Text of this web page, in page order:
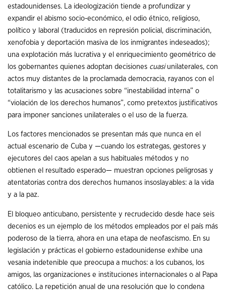
estadounidenses. La ideologización tiende a profundizar y
expandir el abismo socio-económico, el odio étnico, religioso,
político y laboral (traducidos en represión policial, discriminación,
xenofobia y deportación masiva de los inmigrantes indeseados);
una explotación más lucrativa y el enriquecimiento geométrico de
los gobernantes quienes adoptan decisiones cuasiunilaterales, con
actos muy distantes de la proclamada democracia, rayanos con el
totalitarismo y las acusaciones sobre “inestabilidad interna” o
“violación de los derechos humanos”, como pretextos justificativos
para imponer sanciones unilaterales o el uso de la fuerza.
Los factores mencionados se presentan más que nunca en el
actual escenario de Cuba y —cuando los estrategas, gestores y
ejecutores del caos apelan a sus habituales métodos y no
obtienen el resultado esperado— muestran opciones peligrosas y
atentatorias contra dos derechos humanos insoslayables: a la vida
y a la paz.
El bloqueo anticubano, persistente y recrudecido desde hace seis
decenios es un ejemplo de los métodos empleados por el país más
poderoso de la tierra, ahora en una etapa de neofascismo. En su
legislación y prácticas el gobierno estadounidense exhibe una
vesania indetenible que preocupa a muchos: a los cubanos, los
amigos, las organizaciones e instituciones internacionales o al Papa
católico. La repetición anual de una resolución que lo condena